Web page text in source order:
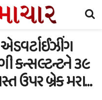
કન્સલ્ટન્ટને ૩૯
ઉપર બ્રેક મરા…